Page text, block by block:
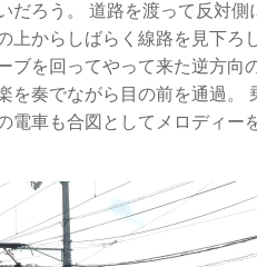
だろう。 道路を渡って反対側
上からしばらく線路を見下ろ
ブを回ってやって来た逆方向
を奏でながら目の前を通過。
電車も合図としてメロディー